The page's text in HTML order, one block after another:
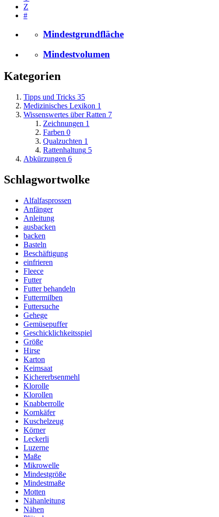
Z
#
Mindestgrundfläche
Mindestvolumen
Kategorien
Tipps und Tricks 35
Medizinisches Lexikon 1
Wissenswertes über Ratten 7
Zeichnungen 1
Farben 0
Qualzuchten 1
Rattenhaltung 5
Abkürzungen 6
Schlagwortwolke
Alfalfasprossen
Anfänger
Anleitung
ausbacken
backen
Basteln
Beschäftigung
einfrieren
Fleece
Futter
Futter behandeln
Futtermilben
Futtersuche
Gehege
Gemüsepuffer
Geschicklichkeitsspiel
Größe
Hirse
Karton
Keimsaat
Kichererbsenmehl
Klorolle
Klorollen
Knabberrolle
Kornkäfer
Kuschelzeug
Körner
Leckerli
Luzerne
Maße
Mikrowelle
Mindestgröße
Mindestmaße
Motten
Nähanleitung
Nähen